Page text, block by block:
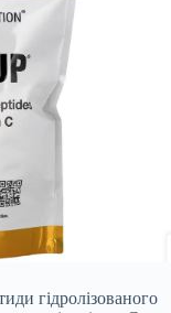
гідролізованого